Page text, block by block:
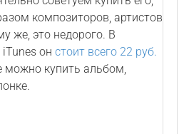
композиторов, артистов
же, это недорого. В
он стоит всего 22 руб.
можно купить альбом,